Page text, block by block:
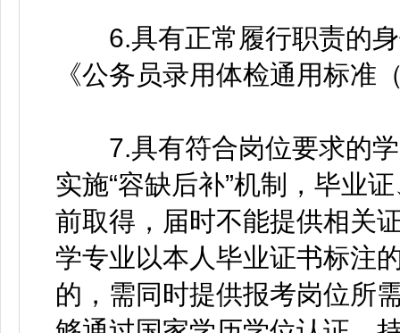
6.具有正常履行职责的身
《公务员录用体检通用标准
7.具有符合岗位要求的学
实施“容缺后补”机制，毕业
前取得，届时不能提供相关
学专业以本人毕业证书标注
的，需同时提供报考岗位所